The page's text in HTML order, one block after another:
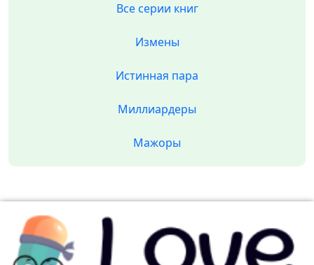
Все серии книг
Измены
Истинная пара
Миллиардеры
Мажоры